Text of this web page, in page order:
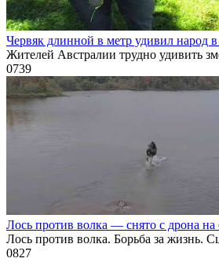
Червяк длинной в метр удивил народ
Жителей Австралии трудно удивить
0739
Лось против волка — снято с дрона на
Лось против волка. Борьба за жизнь.
0827